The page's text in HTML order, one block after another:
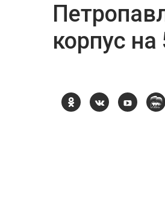
корпус